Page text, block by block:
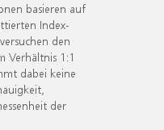
basieren auf
Index-
den
Verhältnis 1:1
dabei keine
der